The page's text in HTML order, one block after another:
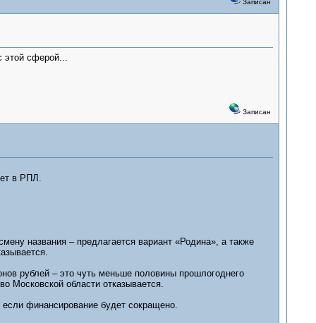
Записан
этой сферой...
Записан
в РПЛ.
названия – предлагается вариант «Родина», а также
рублей – это чуть меньше половины прошлогоднего
Московской области отказывается.
финансирование будет сокращено.